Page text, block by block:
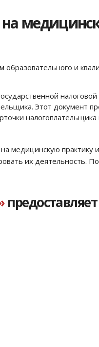
образовательного и
Этот документ
медицинскую
их деятельность.